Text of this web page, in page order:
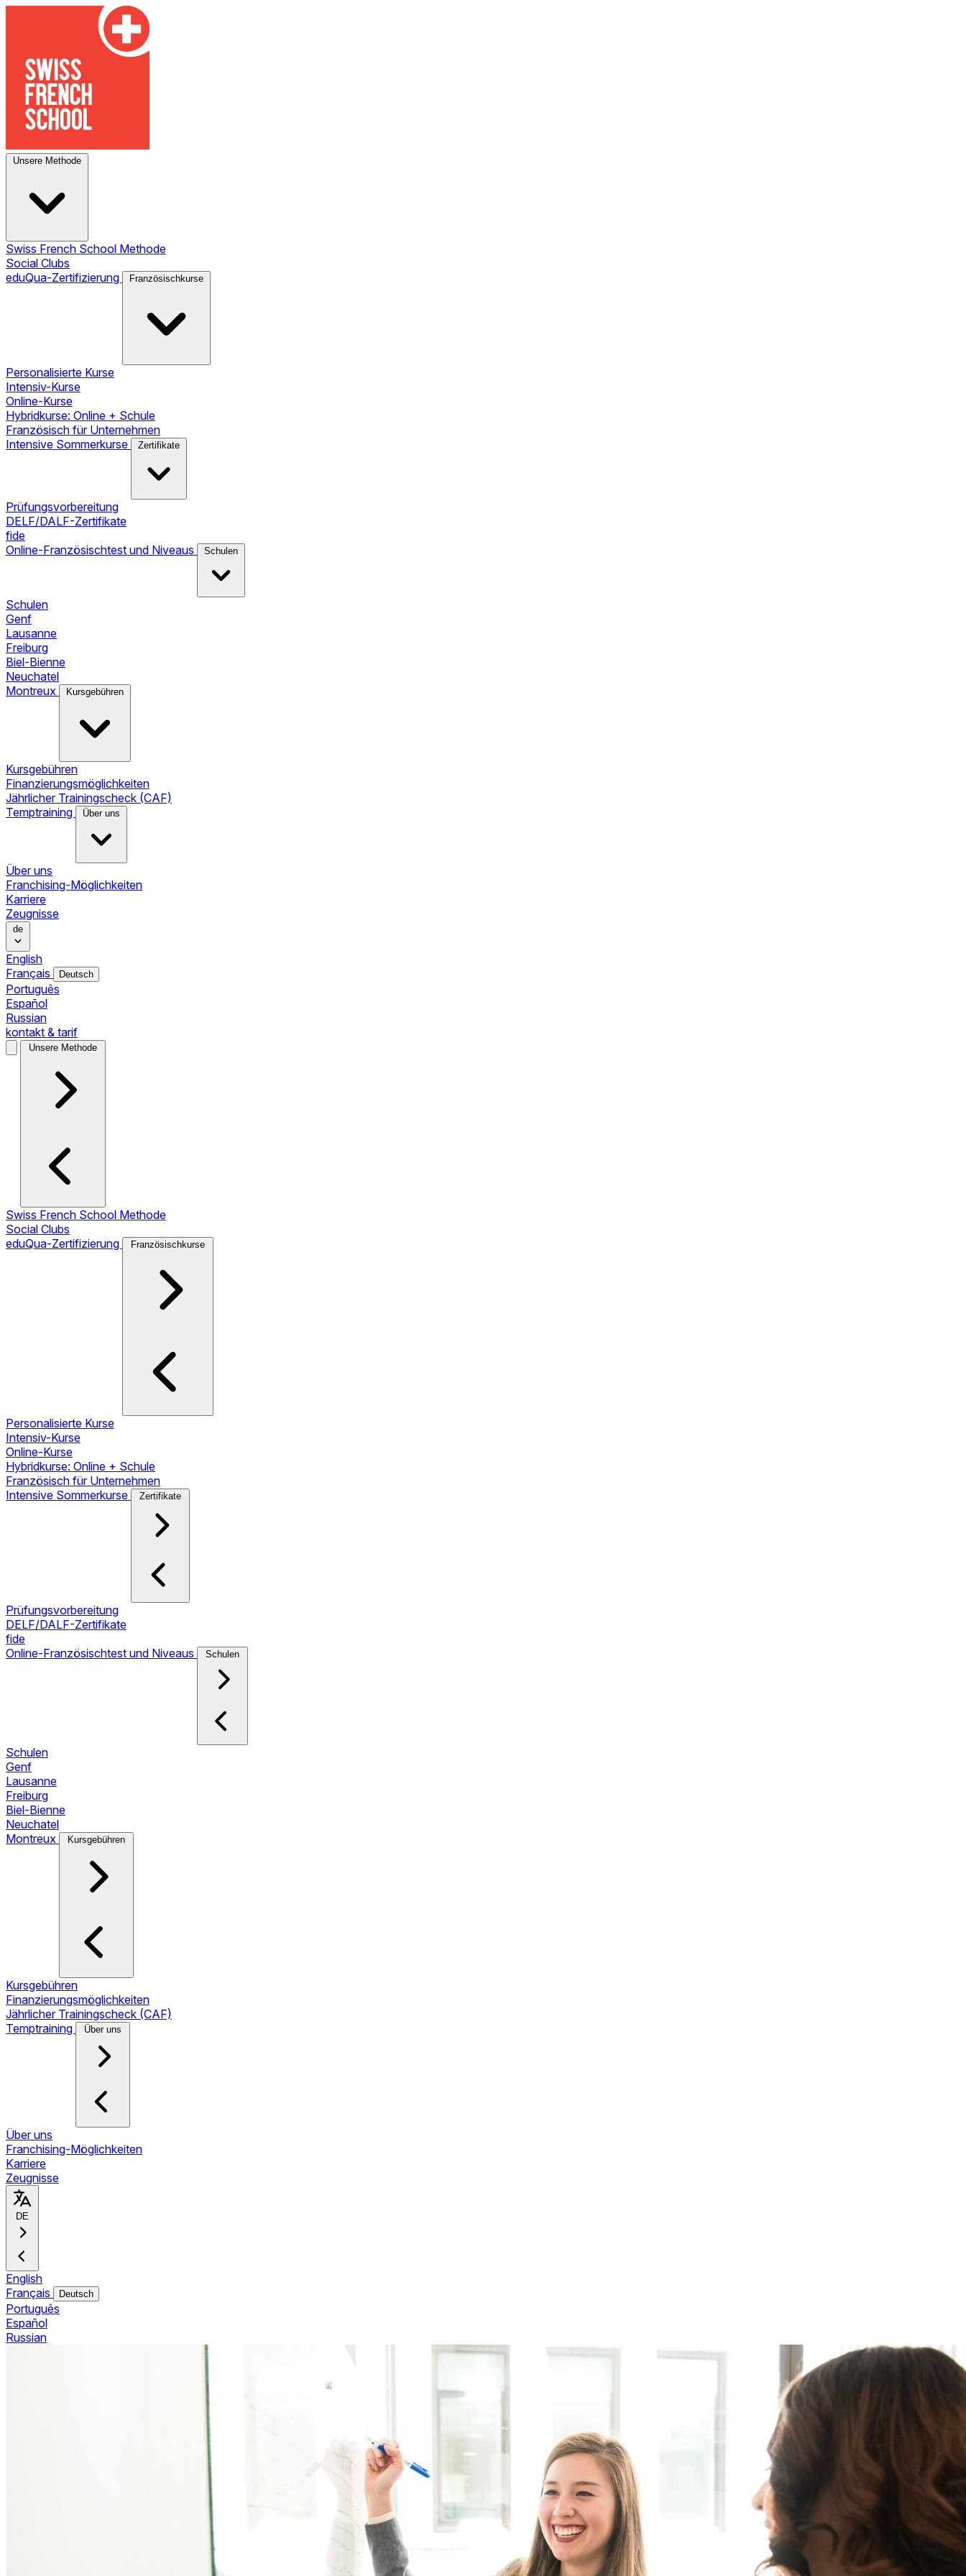
Unsere Methode
Swiss French School Methode
Social Clubs
eduQua-Zertifizierung
Französischkurse
Personalisierte Kurse
Intensiv-Kurse
Online-Kurse
Hybridkurse: Online + Schule
Französisch für Unternehmen
Intensive Sommerkurse
Zertifikate
Prüfungsvorbereitung
DELF/DALF-Zertifikate
fide
Online-Französischtest und Niveaus
Schulen
Schulen
Genf
Lausanne
Freiburg
Biel-Bienne
Neuchatel
Montreux
Kursgebühren
Kursgebühren
Finanzierungsmöglichkeiten
Jährlicher Trainingscheck (CAF)
Temptraining
Über uns
Über uns
Franchising-Möglichkeiten
Karriere
Zeugnisse
de
English
Français
Deutsch
Português
Español
Russian
kontakt & tarif
Unsere Methode
Swiss French School Methode
Social Clubs
eduQua-Zertifizierung
Französischkurse
Personalisierte Kurse
Intensiv-Kurse
Online-Kurse
Hybridkurse: Online + Schule
Französisch für Unternehmen
Intensive Sommerkurse
Zertifikate
Prüfungsvorbereitung
DELF/DALF-Zertifikate
fide
Online-Französischtest und Niveaus
Schulen
Schulen
Genf
Lausanne
Freiburg
Biel-Bienne
Neuchatel
Montreux
Kursgebühren
Kursgebühren
Finanzierungsmöglichkeiten
Jährlicher Trainingscheck (CAF)
Temptraining
Über uns
Über uns
Franchising-Möglichkeiten
Karriere
Zeugnisse
DE
English
Français
Deutsch
Português
Español
Russian